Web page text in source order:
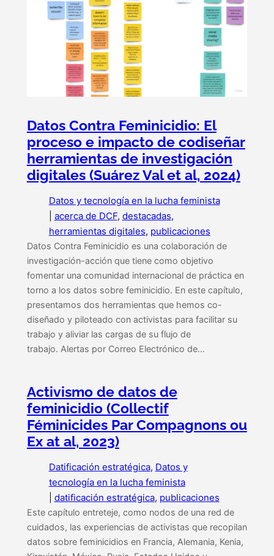
Datos Contra Feminicidio: El
proceso e impacto de codiseñar
herramientas de investigación
digitales (Suárez Val et al, 2024)
Datos y tecnología en la lucha feminista
acerca de DCF, destacadas
herramientas digitales, publicaciones
Datos Contra Feminicidio es una colaboración de
investigación-acción que tiene como objetivo
fomentar una comunidad internacional de práctica en
torno a los datos sobre feminicidio. En este capítulo,
presentamos dos herramientas que hemos co-
diseñado y piloteado con activistas para facilitar su
trabajo y aliviar las cargas de su flujo de
trabajo. Alertas por Correo Electrónico de…
Activismo de datos de
feminicidio (Collectif
Féminicides Par Compagnons ou
Ex at al, 2023)
Datificación estratégica, Datos y
tecnología en la lucha feminista
datificación estratégica, publicaciones
Este capítulo entreteje, como nodos de una red de
cuidados, las experiencias de activistas que recopilan
datos sobre feminicidios en Francia, Alemania, Kenia,